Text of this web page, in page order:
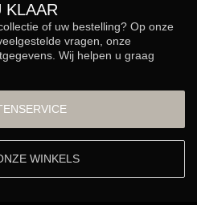
KLAAR
of uw bestelling? Op onze
vragen, onze
Wij helpen u graag
WINKELS